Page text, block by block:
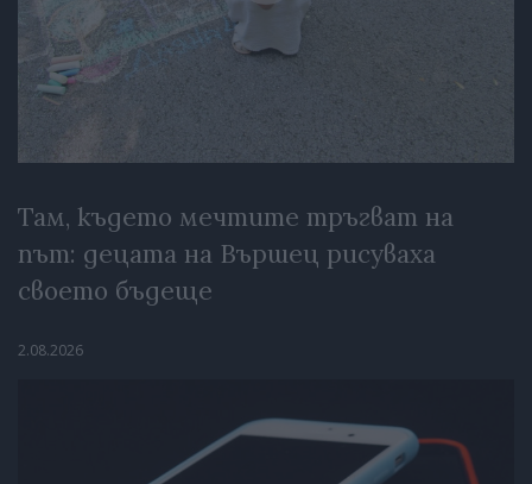
Там, където мечтите тръгват на
път: децата на Вършец рисуваха
своето бъдеще
2.08.2026